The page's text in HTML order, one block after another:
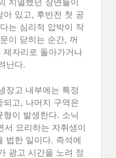
치열했던 장면들이
아 있고, 후반전 첫 공
는 심리적 압박이 작
이 닫히는 순간, 꺼
제자리로 돌아가거나
난다.
장고 내부에는 특정
되고, 나머지 구역은
이 발생한다. 소닉
서 요리하는 자취생이
법한 일이다. 즉석에
광고 시간을 노려 정